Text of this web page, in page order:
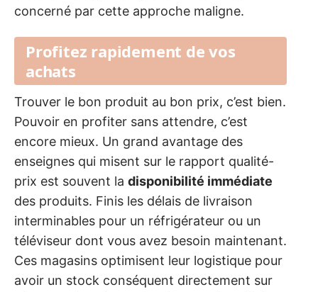
concerné par cette approche maligne.
Profitez rapidement de vos
achats
Trouver le bon produit au bon prix, c’est bien.
Pouvoir en profiter sans attendre, c’est
encore mieux. Un grand avantage des
enseignes qui misent sur le rapport qualité-
prix est souvent la disponibilité immédiate
des produits. Finis les délais de livraison
interminables pour un réfrigérateur ou un
téléviseur dont vous avez besoin maintenant.
Ces magasins optimisent leur logistique pour
avoir un stock conséquent directement sur